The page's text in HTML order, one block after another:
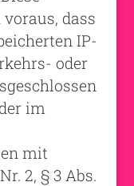
dass
IP-
oder
im
mit
2, § 3 Abs.